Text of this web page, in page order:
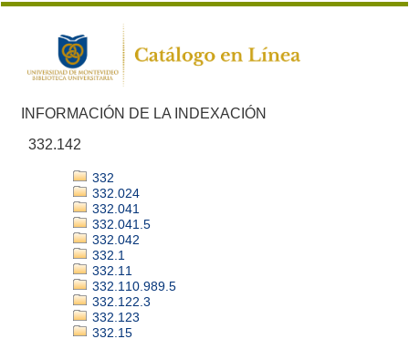
INFORMACIÓN DE LA INDEXACIÓN
332.142
332
332.024
332.041
332.041.5
332.042
332.1
332.11
332.110.989.5
332.122.3
332.123
332.15